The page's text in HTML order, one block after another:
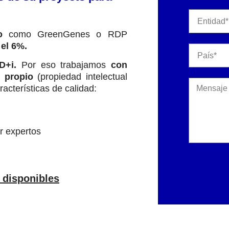
como GreenGenes o RDP
6%.
Por esotrabajamos con
propio (propiedad intelectual
de calidad:
expertos
disponibles